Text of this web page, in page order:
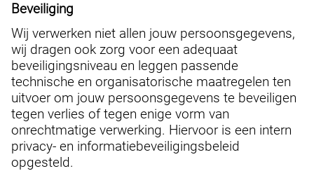
Beveiliging
Wij verwerken niet allen jouw persoonsgegevens,
wij dragen ook zorg voor een adequaat
beveiligingsniveau en leggen passende
technische en organisatorische maatregelen ten
uitvoer om jouw persoonsgegevens te beveiligen
tegen verlies of tegen enige vorm van
onrechtmatige verwerking. Hiervoor is een intern
privacy- en informatiebeveiligingsbeleid
opgesteld.